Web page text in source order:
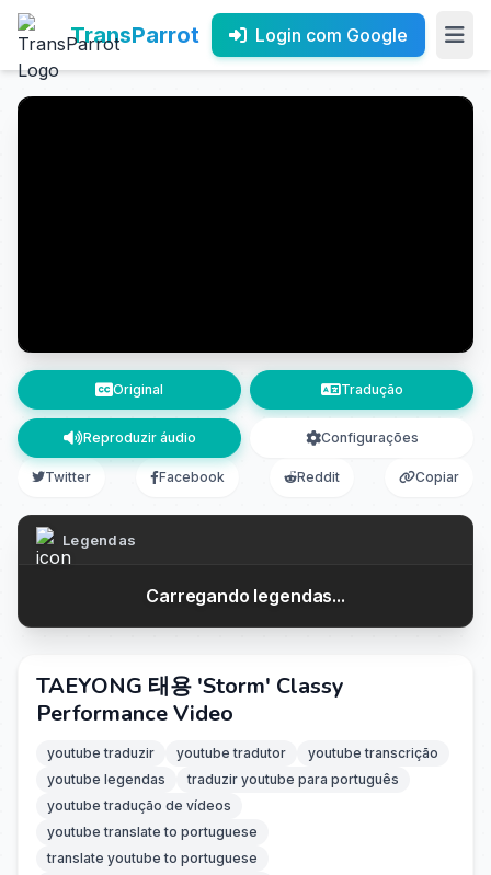
TransParrot Login com Google
Original Tradução
Reproduzir áudio Configurações
Twitter Facebook Reddit Copiar
Legendas
Carregando legendas...
TAEYONG 태용 'Storm' Classy
Performance Video
youtube traduzir youtube tradutor
youtube transcrição
youtube legendas
traduzir youtube para português
youtube tradução de vídeos
youtube translate to portuguese
translate youtube to portuguese